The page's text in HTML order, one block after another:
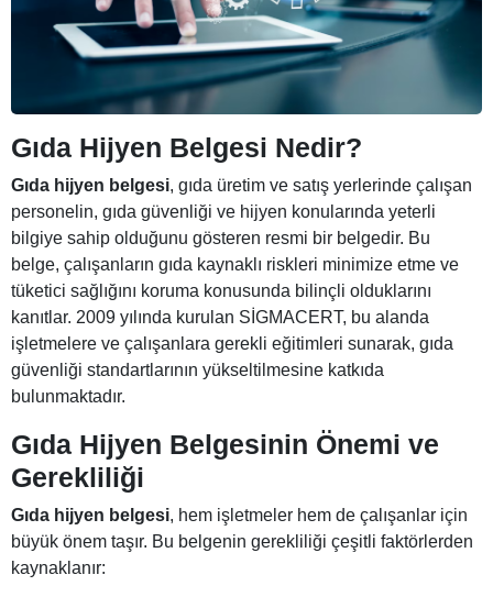
Gıda Hijyen Belgesi Nedir?
Gıda hijyen belgesi, gıda üretim ve satış yerlerinde çalışan
personelin, gıda güvenliği ve hijyen konularında yeterli
bilgiye sahip olduğunu gösteren resmi bir belgedir. Bu
belge, çalışanların gıda kaynaklı riskleri minimize etme ve
tüketici sağlığını koruma konusunda bilinçli olduklarını
kanıtlar. 2009 yılında kurulan SİGMACERT, bu alanda
işletmelere ve çalışanlara gerekli eğitimleri sunarak, gıda
güvenliği standartlarının yükseltilmesine katkıda
bulunmaktadır.
Gıda Hijyen Belgesinin Önemi ve
Gerekliliği
Gıda hijyen belgesi, hem işletmeler hem de çalışanlar için
büyük önem taşır. Bu belgenin gerekliliği çeşitli faktörlerden
kaynaklanır: